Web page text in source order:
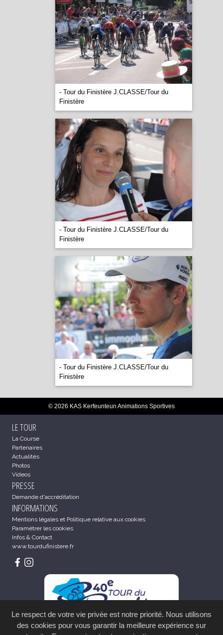
- Tour du Finistère J.CLASSE/Tour du
Finistère
- Tour du Finistère J.CLASSE/Tour du
Finistère
- Tour du Finistère J.CLASSE/Tour du
Finistère
© 2026 KAS Kerfeunteun Animations Sportives
LE TOUR
La Course
Partenaires
Actualités
Photos
Videos
PRESSE
Demande d'accréditation
INFORMATIONS
Mentions légales et Politique relative aux cookies
Paramétrer les cookies
Infos & Contact
www.tourdufinistere.fr
Le respect de votre vie privée est notre priorité. Nous utilisons
des cookies pour vous garantir la meilleure expérience sur